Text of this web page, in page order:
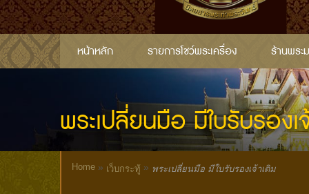
หน้าหลัก รายการโชว์พระเครื่อง ร้านพระ
พระเปลี่ยนมือ มีใบรับรองเ
Home » เว็บกระทู้ » พระเปลี่ยนมือ มีใบรับรองเจ้าเดิม